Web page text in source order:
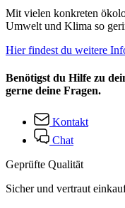
Mit vielen konkreten
Umwelt und Klima so
Hier findest du weitere
Benötigst du Hilfe zu
gerne deine Fragen.
Kontakt
Chat
Geprüfte Qualität
Sicher und vertraut